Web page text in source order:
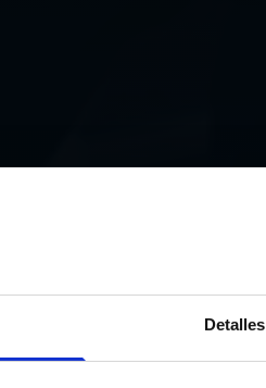
Detalles